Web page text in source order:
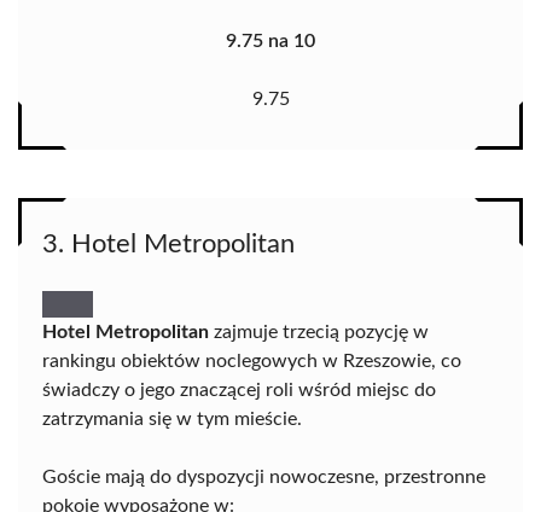
9.75 na 10
9.75
3. Hotel Metropolitan
Hotel Metropolitan zajmuje trzecią pozycję w
rankingu obiektów noclegowych w Rzeszowie, co
świadczy o jego znaczącej roli wśród miejsc do
zatrzymania się w tym mieście.
Goście mają do dyspozycji nowoczesne, przestronne
pokoje wyposażone w: